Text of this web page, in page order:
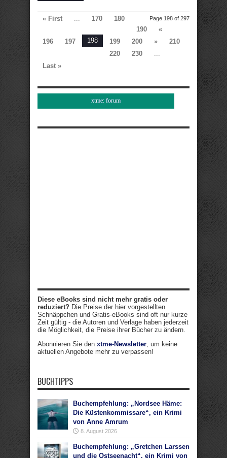
Page 198 of 297
« First ... 170
180
190
«
196
197 198 199 200 »
210
220
230
...
Last »
xtme: forum
Diese eBooks sind nicht mehr gratis oder
reduziert? Die Preise der hier vorgestellten
Schnäppchen und Gratis-eBooks sind oft nur kurze
Zeit gültig - die Autoren und Verlage haben jederzeit
die Möglichkeit, die Preise ihrer Bücher zu ändern.
Abonnieren Sie den xtme-Newsletter, um keine
aktuellen Angebote mehr zu verpassen!
BUCHTIPPS
Buchempfehlung: „Nordsee Häme:
Die Küstenkommissare“, ein Krimi
von Anne Amrum
8. August 2026
Buchempfehlung: „Gretchen Larssen
und die Ostseenacht“, ein Krimi von